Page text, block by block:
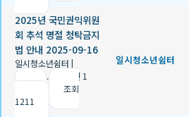
2025년 국민권익위원
회 추석 명절 청탁금지
법 안내 2025-09-16
일시청소년쉼터 |
2025.09.21
추천 1
조회
1211
일시청소년쉼터